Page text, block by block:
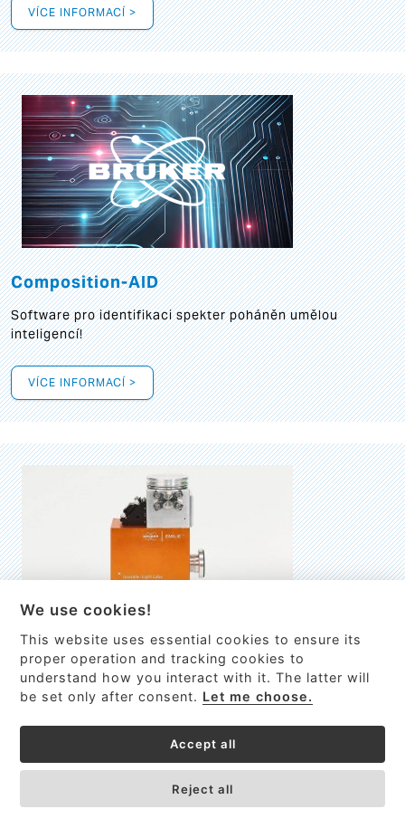
VÍCE INFORMACÍ >
Composition-AID
Software pro identifikaci spekter poháněn umělou
inteligencí!
VÍCE INFORMACÍ >
EMILIE
První nano-elektro-mechanický (NEMS) FTIR analyzátor
We use cookies!
This website uses essential cookies to ensure its
proper operation and tracking cookies to
understand how you interact with it. The latter will
be set only after consent. Let me choose.
Accept all
Reject all